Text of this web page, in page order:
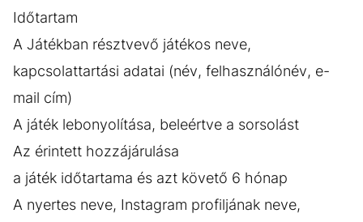
Időtartam
A Játékban résztvevő játékos neve,
kapcsolattartási adatai (név, felhasználónév, e-
mail cím)
A játék lebonyolítása, beleértve a sorsolást
Az érintett hozzájárulása
a játék időtartama és azt követő 6 hónap
A nyertes neve, Instagram profiljának neve,